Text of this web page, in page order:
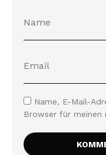
Name, E-Mail-
Browser für meinen